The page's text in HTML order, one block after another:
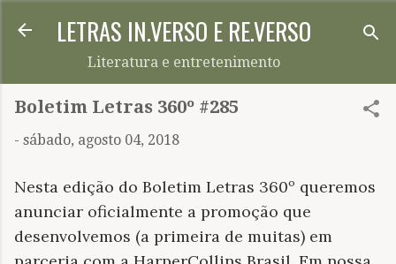
Pular para o conteúdo principal
LETRAS IN.VERSO E RE.VERSO
Literatura e entretenimento
Boletim Letras 360º #285
- sábado, agosto 04, 2018
Nesta edição do Boletim Letras 360º queremos
anunciar oficialmente a promoção que
desenvolvemos (a primeira de muitas) em